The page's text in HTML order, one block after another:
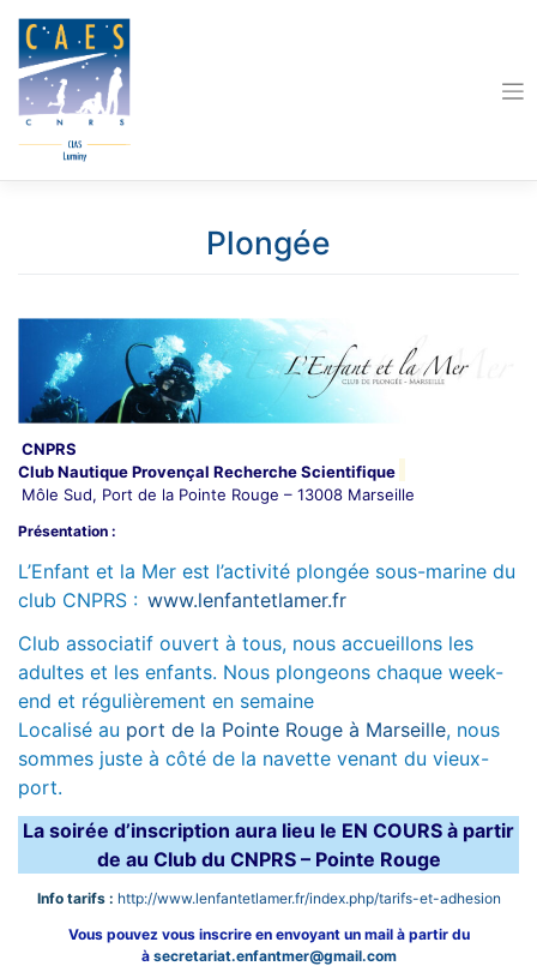
content
Plongée
CNPRS
Club Nautique Provençal Recherche Scientifique
Môle Sud, Port de la Pointe Rouge – 13008 Marseille
Présentation :
L’Enfant et la Mer est l’activité plongée sous-marine du
club CNPRS : www.lenfantetlamer.fr
Club associatif ouvert à tous, nous accueillons les
adultes et les enfants. Nous plongeons chaque week-
end et régulièrement en semaine
Localisé au port de la Pointe Rouge à Marseille, nous
sommes juste à côté de la navette venant du vieux-
port.
La soirée d’inscription aura lieu le EN COURS à partir
de au Club du CNPRS – Pointe Rouge
Info tarifs : http://www.lenfantetlamer.fr/index.php/tarifs-et-adhesion
Vous pouvez vous inscrire en envoyant un mail à partir du
à secretariat.enfantmer@gmail.com